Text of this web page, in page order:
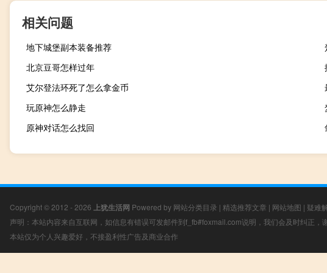
相关问题
地下城堡副本装备推荐
北京豆哥怎样过年
艾尔登法环死了怎么拿金币
玩原神怎么静走
原神对话怎么找回
Copyright © 2012 - 2026 上犹生活网 Powered by 网站分类目录 | 精选推荐文章 | 网站地图 | 疑难
声明：本站内容来自互联网，如信息有错误可发邮件到f_fb#foxmail.com说明，我们会及时纠正，
本站仅为个人兴趣爱好，不接盈利性广告及商业合作